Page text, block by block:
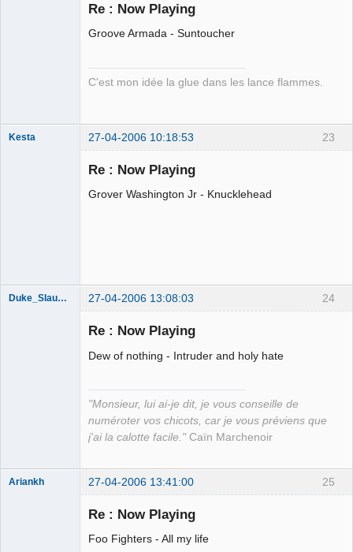
Re : Now Playing
Groove Armada - Suntoucher
C'est mon idée la glue dans les lance flammes.
23
Kesta 27-04-2006 10:18:53
Re : Now Playing
Grover Washington Jr - Knucklehead
24
Duke_Slaughter 27-04-2006 13:08:03
Re : Now Playing
Dew of nothing - Intruder and holy hate
"Monsieur, lui ai-je dit, je vous conseille de
numéroter vos chicots, car je vous préviens que
j'ai la calotte facile."Caïn Marchenoir
25
Ariankh 27-04-2006 13:41:00
Re : Now Playing
Foo Fighters - All my life